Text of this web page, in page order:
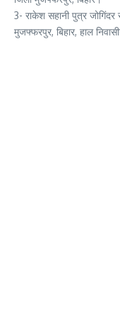
3- राकेश सहानी पुत्र जोगिंदर
मुजफ्फरपुर, बिहार, हाल